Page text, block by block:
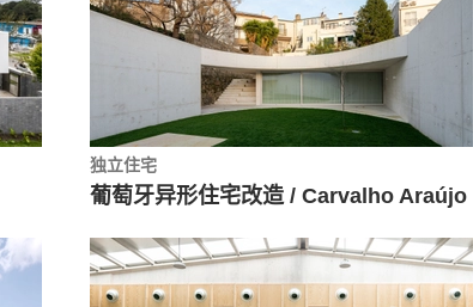
独立住宅
葡萄牙异形住宅改造 / Carvalho Araújo